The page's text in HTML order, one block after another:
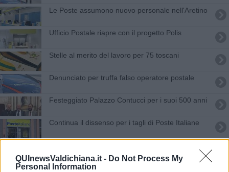
QUInewsValdichiana.it - Do Not Process My
Personal Information
Le Poste assumono nuovo personale nell'Aretino
Ufficio Postale riapre con il progetto Polis
Stelle al merito del lavoro per 75 toscani
Denunciato per truffa falso operatore postale
Festeggiato Palazzo Contucci per i suoi 500 anni
Continua il dissenso per i tagli di Poste Italiane
La posta non arriva, sindaco scrive alle Poste